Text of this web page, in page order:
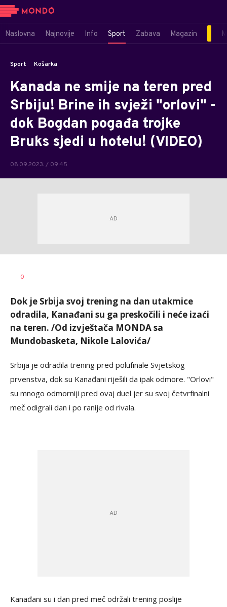
Naslovna Najnovije Info Sport Zabava Magazin
Sport Košarka
Kanada ne smije na teren pred
Srbiju! Brine ih svježi "orlovi" -
dok Bogdan pogađa trojke
Bruks sjedi u hotelu! (VIDEO)
08.09.2023. / 09:45
AUTOR
0
Dok je Srbija svoj trening na dan utakmice
odradila, Kanađani su ga preskočili i neće izaći
na teren. /Od izvještača MONDA sa
Mundobasketa, Nikole Lalovića/
Srbija je odradila trening pred polufinale Svjetskog
prvenstva, dok su Kanađani riješili da ipak odmore. "Orlovi"
su mnogo odmorniji pred ovaj duel jer su svoj četvrfinalni
meč odigrali dan i po ranije od rivala.
Kanađani su i dan pred meč održali trening poslije